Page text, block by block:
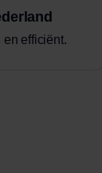
en efficiënt.